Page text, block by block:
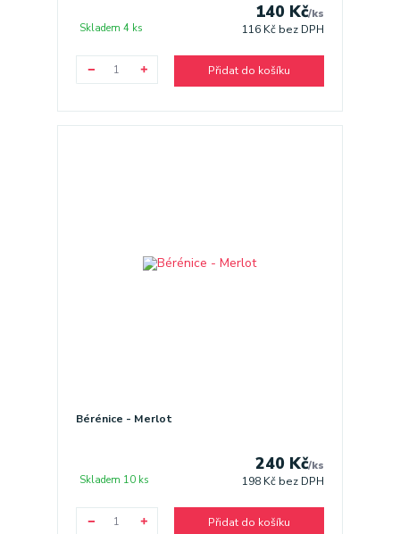
140 Kč/ks
116 Kč bez DPH
Skladem 4 ks
Přidat do košíku
Bérénice - Merlot
240 Kč/ks
198 Kč bez DPH
Skladem 10 ks
Přidat do košíku